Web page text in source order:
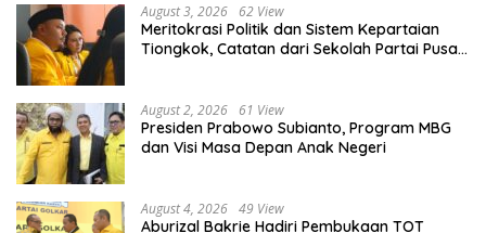
August 3, 2026 62 View
Meritokrasi Politik dan Sistem Kepartaian
Tiongkok, Catatan dari Sekolah Partai Pusat
August 2, 2026 61 View
Presiden Prabowo Subianto, Program MBG
dan Visi Masa Depan Anak Negeri
August 4, 2026 49 View
Aburizal Bakrie Hadiri Pembukaan TOT